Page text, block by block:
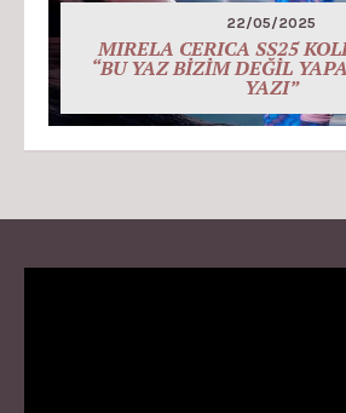
22/05/2025
MIRELA CERICA SS25
“BU YAZ BİZİM DEĞİL
YAZI”